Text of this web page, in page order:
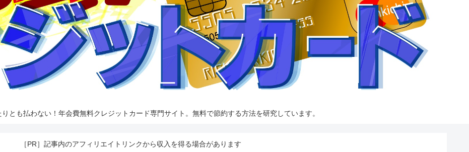
とも払わない！年会費無料クレジットカード専門サイト。無料で節約する方法を研究しています。
［PR］記事内のアフィリエイトリンクから収入を得る場合があります